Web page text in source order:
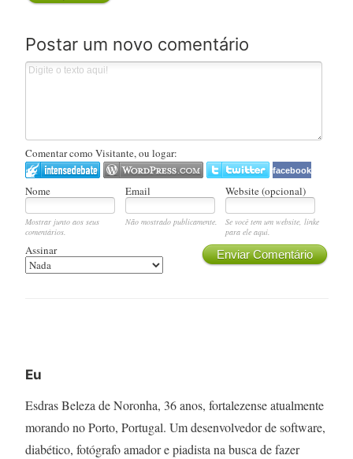
Postar um novo comentário
Comentar como Visitante, ou logar:
facebook
Nome Email Website (opcional)
Mostrar junto aos seus
comentários.
Não mostrado publicamente.
Se você tem um website, linke
para ele aqui.
Enviar Comentário
Assinar
Eu
Esdras Beleza de Noronha, 36 anos, fortalezense atualmente
morando no Porto, Portugal. Um desenvolvedor de software,
diabético, fotógrafo amador e piadista na busca de fazer